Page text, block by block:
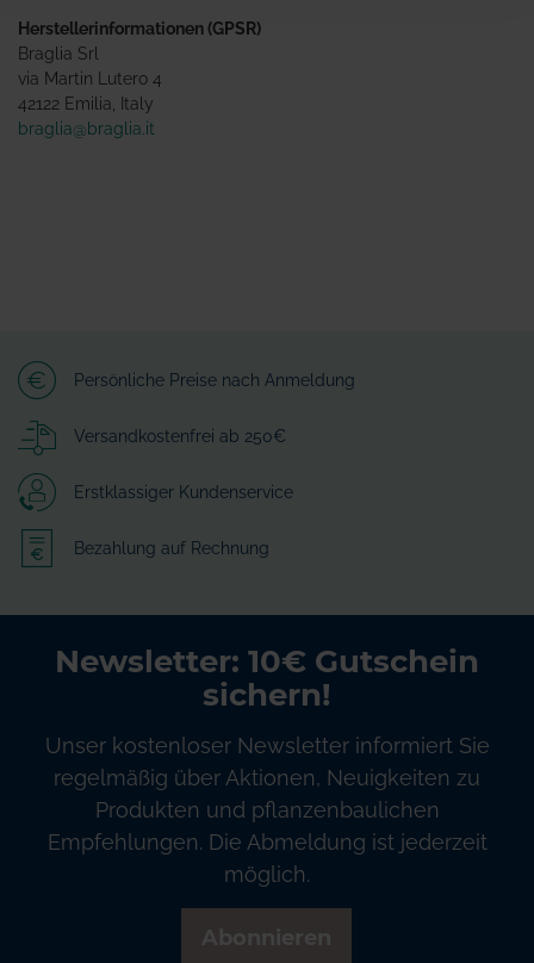
Herstellerinformationen (GPSR)
Braglia Srl
via Martin Lutero 4
42122 Emilia, Italy
braglia@braglia.it
Persönliche Preise nach Anmeldung
Versandkostenfrei ab 250€
Erstklassiger Kundenservice
Bezahlung auf Rechnung
Newsletter: 10€ Gutschein
sichern!
Unser kostenloser Newsletter informiert Sie
regelmäßig über Aktionen, Neuigkeiten zu
Produkten und pflanzenbaulichen
Empfehlungen. Die Abmeldung ist jederzeit
möglich.